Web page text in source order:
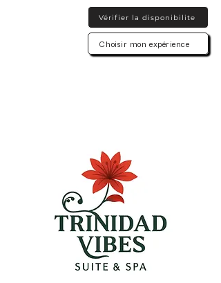
Vérifier la disponibilite
Choisir mon expérience